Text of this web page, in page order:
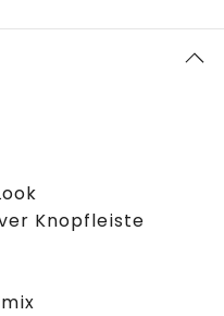
Knopfleiste